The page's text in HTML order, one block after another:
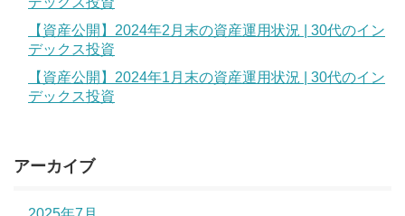
【資産公開】2024年2月末の資産運用状況 | 30代のイン
デックス投資
【資産公開】2024年1月末の資産運用状況 | 30代のイン
デックス投資
アーカイブ